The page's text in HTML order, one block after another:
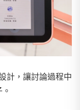
計，讓討論過程中